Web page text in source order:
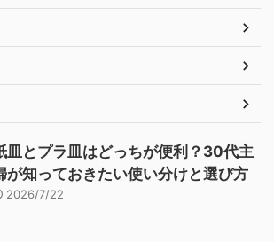
皿とプラ皿はどっちが便利？30代主
が知っておきたい使い分けと選び方
2026/7/22